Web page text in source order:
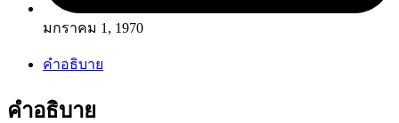
มกราคม 1, 1970
คำอธิบาย
คำอธิบาย